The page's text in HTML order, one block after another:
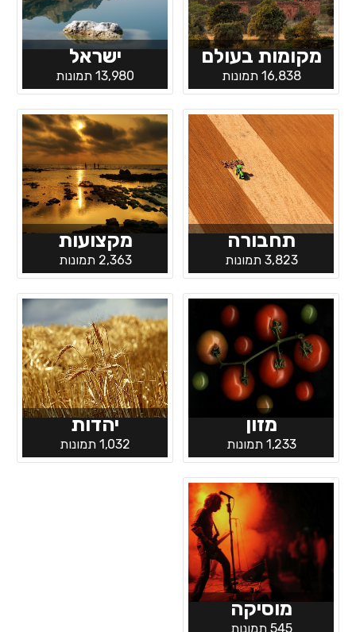
מקומות בעולם
16,838 תמונות
ישראל
13,980 תמונות
תחבורה
3,823 תמונות
מקצועות
2,363 תמונות
מזון
1,233 תמונות
יהדות
1,032 תמונות
מוסיקה
545 תמונות